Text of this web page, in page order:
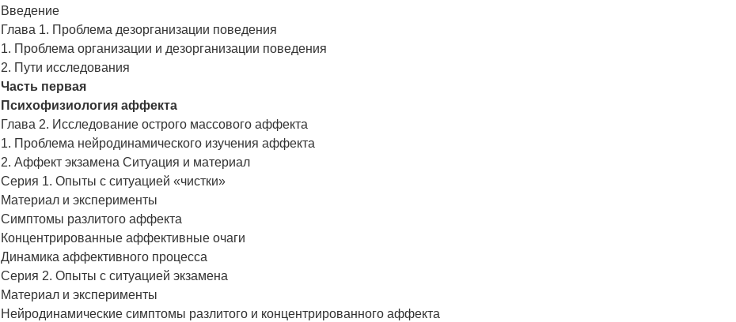
Введение
Глава 1. Проблема дезорганизации поведения
1. Проблема организации и дезорганизации поведения
2. Пути исследования
Часть первая
Психофизиология аффекта
Глава 2. Исследование острого массового аффекта
1. Проблема нейродинамического изучения аффекта
2. Аффект экзамена Ситуация и материал
Серия 1. Опыты с ситуацией «чистки»
Материал и эксперименты
Симптомы разлитого аффекта
Концентрированные аффективные очаги
Динамика аффективного процесса
Серия 2. Опыты с ситуацией экзамена
Материал и эксперименты
Нейродинамические симптомы разлитого и концентрированного аффекта